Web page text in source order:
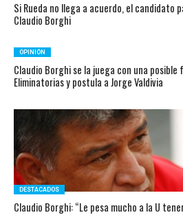
Si Rueda no llega a acuerdo, el candidato
Claudio Borghi
OPINIÓN
Claudio Borghi se la juega con una
Eliminatorias y postula a Jorge Valdivia
DESTACADOS
Claudio Borghi: “Le pesa mucho a la U